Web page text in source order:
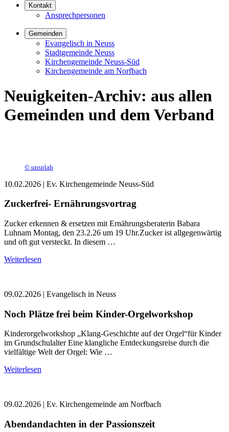
Kontakt
Ansprechpersonen
Gemeinden
Evangelisch in Neuss
Stadtgemeinde Neuss
Kirchengemeinde Neuss-Süd
Kirchengemeinde am Norfbach
Neuigkeiten-Archiv: aus allen
Gemeinden und dem Verband
© unsplah
10.02.2026 | Ev. Kirchengemeinde Neuss-Süd
Zuckerfrei- Ernährungsvortrag
Zucker erkennen & ersetzen mit Ernährungsberaterin Babara
Luhnam Montag, den 23.2.26 um 19 Uhr.Zucker ist allgegenwärtig
und oft gut versteckt. In diesem …
Weiterlesen
09.02.2026 | Evangelisch in Neuss
Noch Plätze frei beim Kinder-Orgelworkshop
Kinderorgelworkshop „Klang-Geschichte auf der Orgel“für Kinder
im Grundschulalter Eine klangliche Entdeckungsreise durch die
vielfältige Welt der Orgel: Wie …
Weiterlesen
09.02.2026 | Ev. Kirchengemeinde am Norfbach
Abendandachten in der Passionszeit